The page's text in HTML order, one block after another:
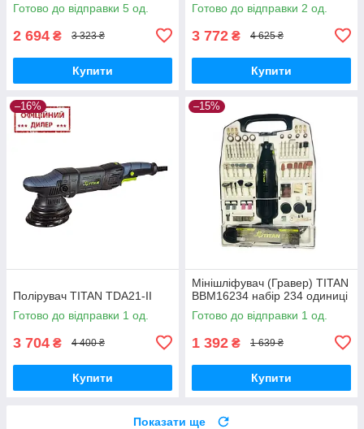
Готово до відправки 5 од.
2 694 ₴ 3 323 ₴
Купити
Готово до відправки 2 од.
3 772 ₴ 4 625 ₴
Купити
–16%
Полірувач TITAN TDA21-II
Готово до відправки 1 од.
3 704 ₴ 4 400 ₴
Купити
–15%
Мінішліфувач (Гравер) TITAN
BBM16234 набір 234 одиниці
Готово до відправки 1 од.
1 392 ₴ 1 639 ₴
Купити
Показати ще